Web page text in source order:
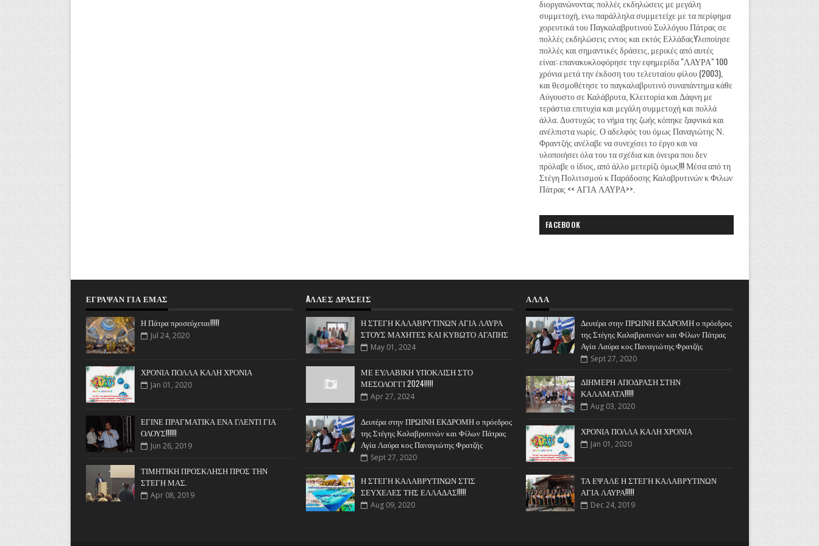
διοργανώνοντας πολλές εκδηλώσεις με μεγάλη
συμμετοχή, ενω παράλληλα συμμετείχε με τα περίφημα
χορευτικά του Παγκαλαβρυτινού Συλλόγου Πάτρας σε
πολλές εκδηλώσεις εντος και εκτός ΕλλάδαςYλοποίησε
πολλές και σημαντικές δράσεις, μερικές από αυτές
είναι: επανακυκλοφόρησε την εφημερίδα "ΛΑΥΡΑ" 100
χρόνια μετά την έκδοση του τελευταίου φίλου (2003),
και θεσμοθέτησε το παγκαλαβρυτινό συναπάντημα κάθε
Αύγουστο σε Καλάβρυτα, Κλειτορία και Δάφνη με
τεράστια επιτυχία και μεγάλη συμμετοχή και πολλά
άλλα. Δυστυχώς το νήμα της ζωής κόπηκε ξαφνικά και
ανέλπιστα νωρίς. Ο αδελφός του όμως Παναγιώτης Ν.
Φραντζής ανέλαβε να συνεχίσει το έργο και να
υλοποιήσει όλα του τα σχέδια και όνειρα που δεν
πρόλαβε ο ίδιος, από άλλο μετερίζι όμως!!! Μέσα από τη
Στέγη Πολιτισμού κ Παράδοσης Καλαβρυτινών κ Φιλων
Πάτρας << ΑΓΙΑ ΛΑΥΡΑ>>.
FACEBOOK
ΈΓΡΑΨΑΝ ΓΙΑ ΕΜΆΣ
Η Πάτρα προσεύχεται!!!!!
Jul 24, 2020
ΧΡΟΝΙΑ ΠΟΛΛΑ ΚΑΛΗ ΧΡΟΝΙΑ
Jan 01, 2020
ΕΓΙΝΕ ΠΡΑΓΜΑΤΙΚΑ ΕΝΑ ΓΛΕΝΤΙ ΓΙΑ
ΟΛΟΥΣ!!!!!!
Jun 26, 2019
ΤΙΜΗΤΙΚΗ ΠΡΟΣΚΛΗΣΗ ΠΡΟΣ ΤΗΝ
ΣΤΕΓΗ ΜΑΣ.
Apr 08, 2019
AΛΛΕΣ ΔΡΑΣΕΙΣ
Η ΣΤΕΓΗ ΚΑΛΑΒΡΥΤΙΝΩΝ ΑΓΙΑ ΛΑΥΡΑ
ΣΤΟΥΣ ΜΑΧΗΤΕΣ ΚΑΙ ΚΥΒΩΤΟ ΑΓΑΠΗΣ
May 01, 2024
ΜΕ ΕΥΛΑΒΙΚΗ ΥΠΟΚΛΙΣΗ ΣΤΟ
ΜΕΣΟΛΟΓΓΙ 2024!!!!!
Apr 27, 2024
Δευτέρα στην ΠΡΩΙΝΗ ΕΚΔΡΟΜΗ ο πρόεδρος
της Στέγης Καλαβρυτινών και Φίλων Πάτρας
Αγία Λαύρα κος Παναγιώτης Φρατζής
Sept 27, 2020
Η ΣΤΕΓΗ ΚΑΛΑΒΡΥΤΙΝΩΝ ΣΤΙΣ
ΣΕΥΧΕΛΕΣ ΤΗΣ ΕΛΛΑΔΑΣ!!!!!
Aug 09, 2020
ΑΛΛΑ
Δευτέρα στην ΠΡΩΙΝΗ ΕΚΔΡΟΜΗ ο πρόεδρος
της Στέγης Καλαβρυτινών και Φίλων Πάτρας
Αγία Λαύρα κος Παναγιώτης Φρατζής
Sept 27, 2020
ΔΙΗΜΕΡΗ ΑΠΟΔΡΑΣΗ ΣΤΗΝ
ΚΑΛΑΜΑΤΑ!!!!!
Aug 03, 2020
ΧΡΟΝΙΑ ΠΟΛΛΑ ΚΑΛΗ ΧΡΟΝΙΑ
Jan 01, 2020
ΤΑ ΕΨΑΛΕ Η ΣΤΕΓΗ ΚΑΛΑΒΡΥΤΙΝΩΝ
ΑΓΙΑ ΛΑΥΡΑ!!!!!
Dec 24, 2019